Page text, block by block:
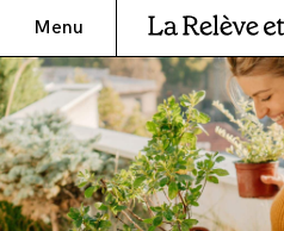
Menu